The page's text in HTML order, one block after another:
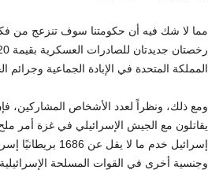
مما لا شك فيه أن حكومتنا سوف تنزعج من
رخصتان جديدتان للصادرات العسكرية
المملكة المتحدة في الإبادة الجماعية وجرائم
ومع ذلك، ونظراً لعدد الأشخاص المشاركين،
يقاتلون مع الجيش الإسرائيلي في غزة أمر
إسرائيل